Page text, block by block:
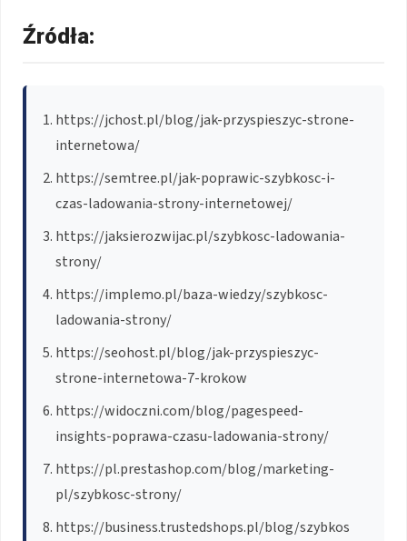
Źródła:
https://jchost.pl/blog/jak-przyspieszyc-strone-
internetowa/
https://semtree.pl/jak-poprawic-szybkosc-i-
czas-ladowania-strony-internetowej/
https://jaksierozwijac.pl/szybkosc-ladowania-
strony/
https://implemo.pl/baza-wiedzy/szybkosc-
ladowania-strony/
https://seohost.pl/blog/jak-przyspieszyc-
strone-internetowa-7-krokow
https://widoczni.com/blog/pagespeed-
insights-poprawa-czasu-ladowania-strony/
https://pl.prestashop.com/blog/marketing-
pl/szybkosc-strony/
https://business.trustedshops.pl/blog/szybkos